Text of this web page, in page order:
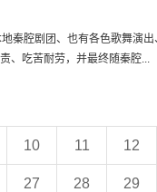
秦腔剧团、也有各色歌舞演
、吃苦耐劳，并最终随秦腔...
10 11 12
27 28 29